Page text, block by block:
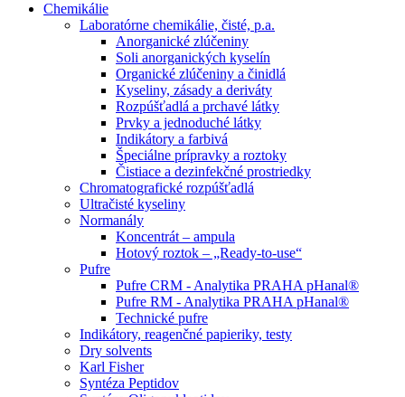
Chemikálie
Laboratórne chemikálie, čisté, p.a.
Anorganické zlúčeniny
Soli anorganických kyselín
Organické zlúčeniny a činidlá
Kyseliny, zásady a deriváty
Rozpúšťadlá a prchavé látky
Prvky a jednoduché látky
Indikátory a farbivá
Špeciálne prípravky a roztoky
Čistiace a dezinfekčné prostriedky
Chromatografické rozpúšťadlá
Ultračisté kyseliny
Normanály
Koncentrát – ampula
Hotový roztok – „Ready-to-use“
Pufre
Pufre CRM - Analytika PRAHA pHanal®
Pufre RM - Analytika PRAHA pHanal®
Technické pufre
Indikátory, reagenčné papieriky, testy
Dry solvents
Karl Fisher
Syntéza Peptidov